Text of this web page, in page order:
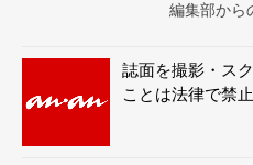
編集部から
誌面を撮影・ス
ことは法律で禁